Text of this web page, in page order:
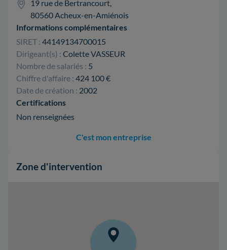
19 rue de Bertrancourt,
80560 Acheux-en-Amiénois
Informations complémentaires
SIRET : 44149134700015
Dirigeant(s) : Colette VASSEUR
Nombre de salariés : 5
Chiffre d'affaire : 424 100 €
Date de création : 2002
Certifications
Non renseignées
C'est mon entreprise
Zone d'intervention